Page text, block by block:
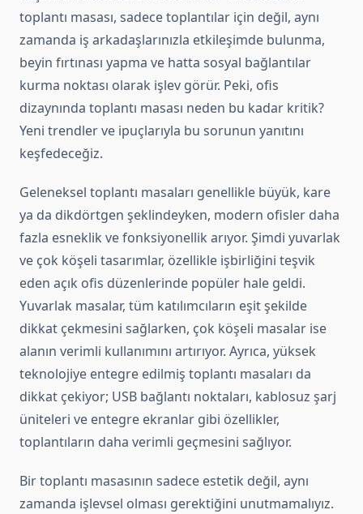
toplantı masası, sadece toplantılar için değil, aynı
zamanda iş arkadaşlarınızla etkileşimde bulunma,
beyin fırtınası yapma ve hatta sosyal bağlantılar
kurma noktası olarak işlev görür. Peki, ofis
dizaynında toplantı masası neden bu kadar kritik?
Yeni trendler ve ipuçlarıyla bu sorunun yanıtını
keşfedeceğiz.
Geleneksel toplantı masaları genellikle büyük, kare
ya da dikdörtgen şeklindeyken, modern ofisler daha
fazla esneklik ve fonksiyonellik arıyor. Şimdi yuvarlak
ve çok köşeli tasarımlar, özellikle işbirliğini teşvik
eden açık ofis düzenlerinde popüler hale geldi.
Yuvarlak masalar, tüm katılımcıların eşit şekilde
dikkat çekmesini sağlarken, çok köşeli masalar ise
alanın verimli kullanımını artırıyor. Ayrıca, yüksek
teknolojiye entegre edilmiş toplantı masaları da
dikkat çekiyor; USB bağlantı noktaları, kablosuz şarj
üniteleri ve entegre ekranlar gibi özellikler,
toplantıların daha verimli geçmesini sağlıyor.
Bir toplantı masasının sadece estetik değil, aynı
zamanda işlevsel olması gerektiğini unutmamalıyız.